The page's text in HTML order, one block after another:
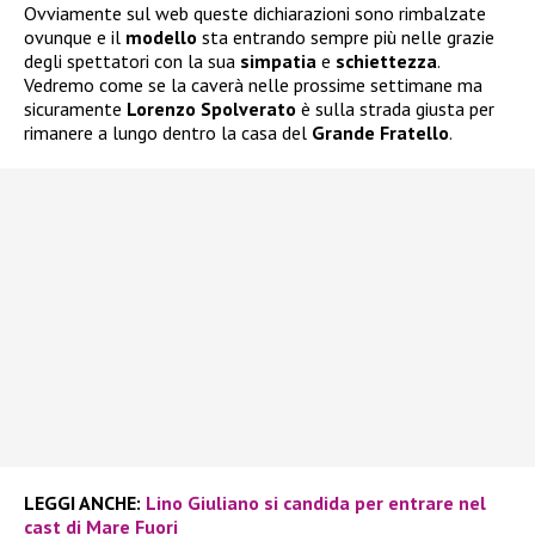
Ovviamente sul web queste dichiarazioni sono rimbalzate
ovunque e il modello sta entrando sempre più nelle grazie
degli spettatori con la sua simpatia e schiettezza.
Vedremo come se la caverà nelle prossime settimane ma
sicuramente Lorenzo Spolverato è sulla strada giusta per
rimanere a lungo dentro la casa del Grande Fratello.
LEGGI ANCHE: Lino Giuliano si candida per entrare nel
cast di Mare Fuori